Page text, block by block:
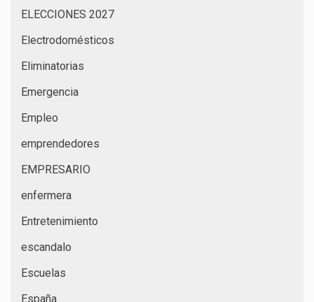
ELECCIONES 2027
Electrodomésticos
Eliminatorias
Emergencia
Empleo
emprendedores
EMPRESARIO
enfermera
Entretenimiento
escandalo
Escuelas
España